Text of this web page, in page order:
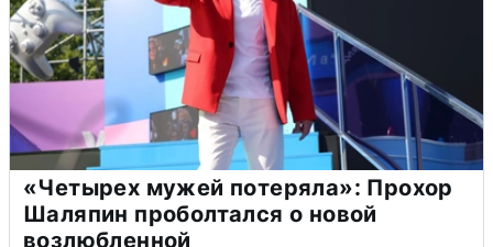
«Четырех мужей потеряла»: Прохор
Шаляпин проболтался о новой
возлюбленной